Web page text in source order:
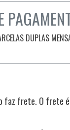
DUPLAS
faz frete. O frete